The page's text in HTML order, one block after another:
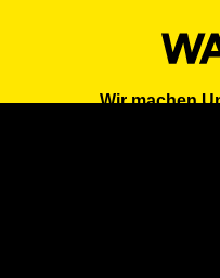
Wir machen